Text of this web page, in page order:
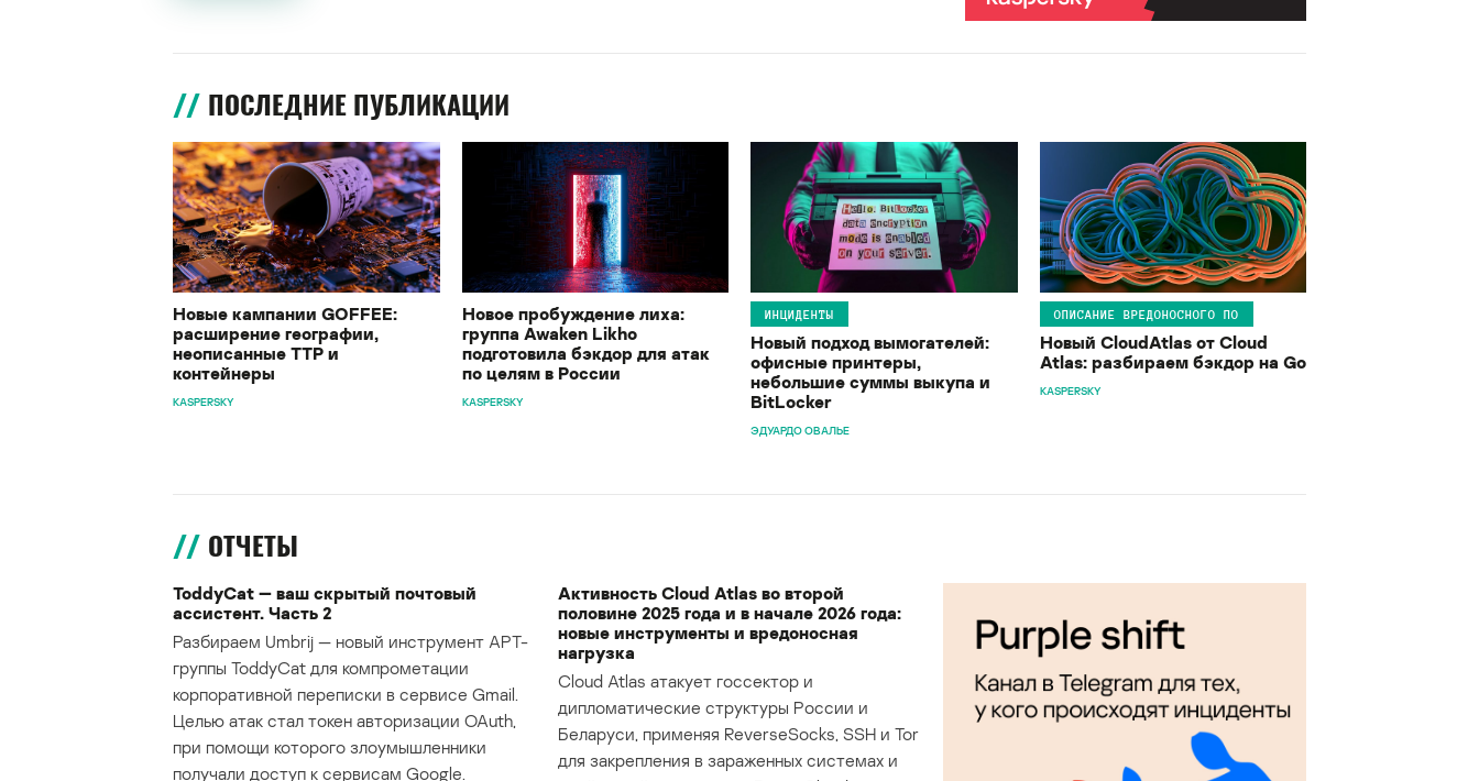
ПОСЛЕДНИЕ ПУБЛИКАЦИИ
Новые кампании GOFFEE:
расширение географии,
неописанные TTP и
контейнеры
KASPERSKY
Новое пробуждение лиха:
группа Awaken Likho
подготовила бэкдор для атак
по целям в России
KASPERSKY
ИНЦИДЕНТЫ
Новый подход вымогателей:
офисные принтеры,
небольшие суммы выкупа и
BitLocker
ЭДУАРДО ОВАЛЬЕ
ОПИСАНИЕ ВРЕДОНОСНОГО ПО
Новый CloudAtlas от Cloud
Atlas: разбираем бэкдор на Go
KASPERSKY
ОТЧЕТЫ
ToddyCat — ваш скрытый почтовый
ассистент. Часть 2
Разбираем Umbrij — новый инструмент APT-
группы ToddyCat для компрометации
корпоративной переписки в сервисе Gmail.
Целью атак стал токен авторизации OAuth,
при помощи которого злоумышленники
получали доступ к сервисам Google.
Активность Cloud Atlas во второй
половине 2025 года и в начале 2026 года:
новые инструменты и вредоносная
нагрузка
Cloud Atlas атакует госсектор и
дипломатические структуры России и
Беларуси, применяя ReverseSocks, SSH и Tor
для закрепления в зараженных системах и